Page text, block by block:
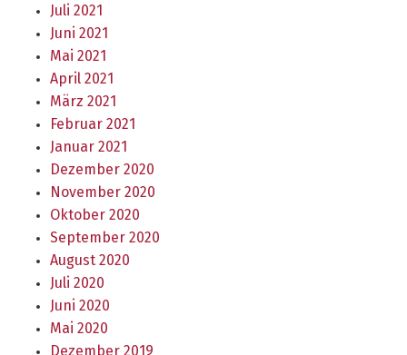
Juli 2021
Juni 2021
Mai 2021
April 2021
März 2021
Februar 2021
Januar 2021
Dezember 2020
November 2020
Oktober 2020
September 2020
August 2020
Juli 2020
Juni 2020
Mai 2020
Dezember 2019